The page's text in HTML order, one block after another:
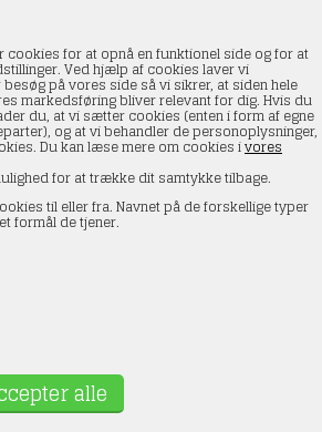
cookies for at opnå en funktionel side og for at
Ved hjælp af cookies laver vi
på vores side så vi sikrer, at siden hele
markedsføring bliver relevant for dig. Hvis du
du, at vi sætter cookies (enten i form af egne
og at vi behandler de personoplysninger,
Du kan læse mere om cookies ivores
for at trække dit samtykke tilbage.
til eller fra. Navnet på de forskellige typer
formål de tjener.
hvide, 0,5mm2, 25 stk